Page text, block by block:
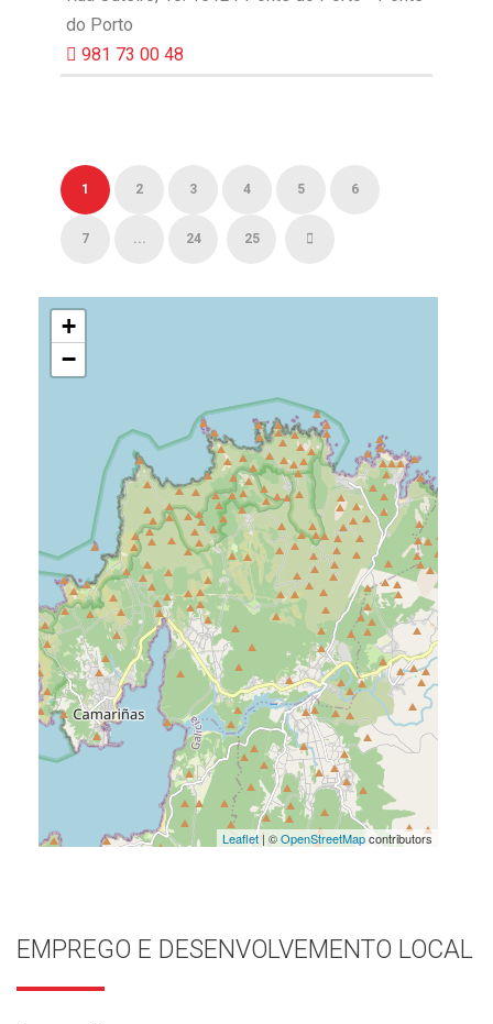
do Porto
981 73 00 48
1 2 3 4 5 6
7 ... 24 25
+
−
Leaflet| ©OpenStreetMapcontributors
EMPREGO E DESENVOLVEMENTO LOCAL